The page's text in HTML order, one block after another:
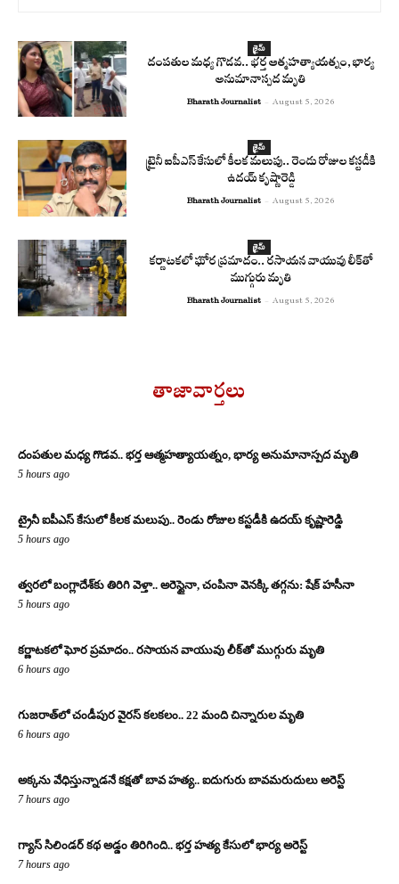
క్రైమ్
దంపతుల మధ్య గొడవ.. భర్త ఆత్మహత్యాయత్నం, భార్య
అనుమానాస్పద మృతి
Bharath Journalist - August 5, 2026
క్రైమ్
ట్రైనీ ఐపీఎస్ కేసులో కీలక మలుపు.. రెండు రోజుల కస్టడీకి
ఉదయ్ కృష్ణారెడ్డి
Bharath Journalist - August 5, 2026
క్రైమ్
కర్ణాటకలో ఘోర ప్రమాదం.. రసాయన వాయువు లీక్‌తో
ముగ్గురు మృతి
Bharath Journalist - August 5, 2026
తాజావార్తలు
దంపతుల మధ్య గొడవ.. భర్త ఆత్మహత్యాయత్నం, భార్య అనుమానాస్పద మృతి
5 hours ago
ట్రైనీ ఐపీఎస్ కేసులో కీలక మలుపు.. రెండు రోజుల కస్టడీకి ఉదయ్ కృష్ణారెడ్డి
5 hours ago
త్వరలో బంగ్లాదేశ్‌కు తిరిగి వెళ్తా.. అరెస్టైనా, చంపినా వెనక్కి తగ్గను: షేక్ హసీనా
5 hours ago
కర్ణాటకలో ఘోర ప్రమాదం.. రసాయన వాయువు లీక్‌తో ముగ్గురు మృతి
6 hours ago
గుజరాత్‌లో చండీపుర వైరస్ కలకలం.. 22 మంది చిన్నారుల మృతి
6 hours ago
అక్కను వేధిస్తున్నాడనే కక్షతో బావ హత్య.. ఐదుగురు బావమరుదులు అరెస్ట్
7 hours ago
గ్యాస్ సిలిండర్ కథ అడ్డం తిరిగింది.. భర్త హత్య కేసులో భార్య అరెస్ట్
7 hours ago